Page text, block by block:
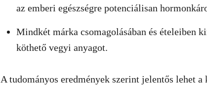
az emberi egészségre potenciálisan
Mindkét márka csomagolásában és ételeiben
köthető vegyi anyagot.
A tudományos eredmények szerint jelentős lehet